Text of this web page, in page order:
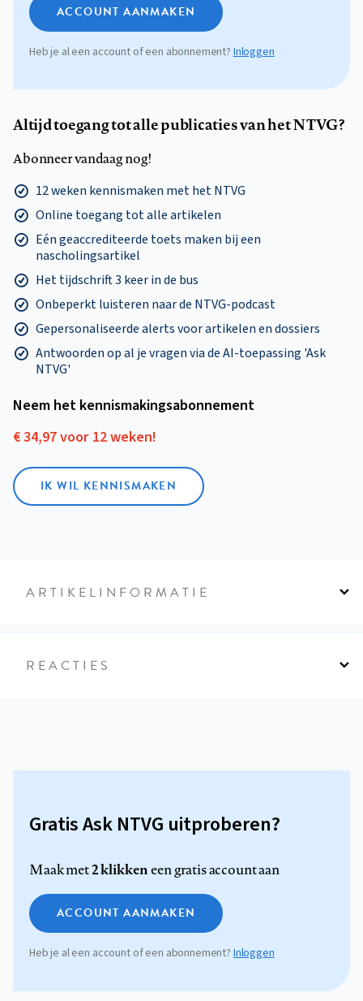
ACCOUNT AANMAKEN
Heb je al een account of een abonnement? Inloggen
Altijd toegang tot alle publicaties van het NTVG?
Abonneer vandaag nog!
12 weken kennismaken met het NTVG
Online toegang tot alle artikelen
Eén geaccrediteerde toets maken bij een
nascholingsartikel
Het tijdschrift 3 keer in de bus
Onbeperkt luisteren naar de NTVG-podcast
Gepersonaliseerde alerts voor artikelen en dossiers
Antwoorden op al je vragen via de AI-toepassing 'Ask
NTVG'
Neem het kennismakings­abonnement
€ 34,97 voor 12 weken!
IK WIL KENNISMAKEN
ARTIKELINFORMATIE
REACTIES
Gratis Ask NTVG uitproberen?
Maak met2 klikkeneen gratis account aan
ACCOUNT AANMAKEN
Heb je al een account of een abonnement?Inloggen